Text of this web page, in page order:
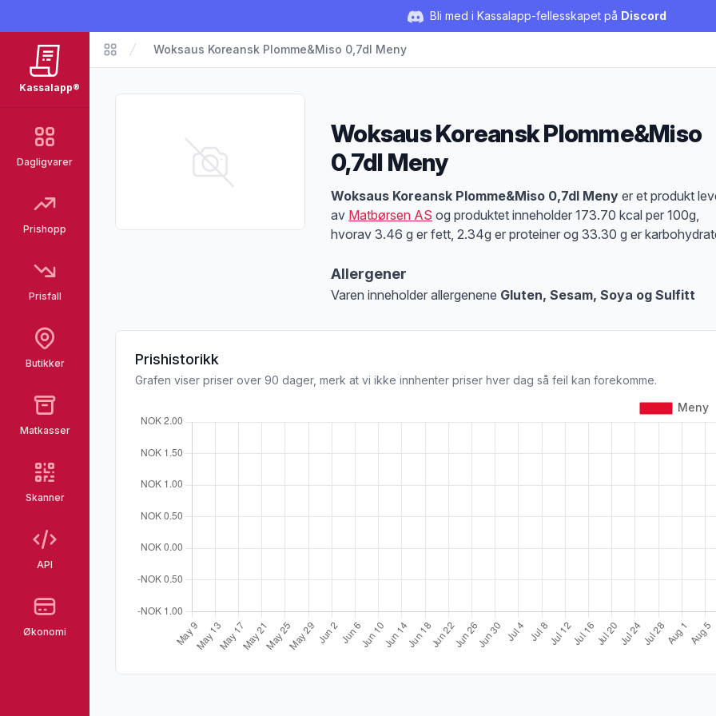
Bli med i Kassalapp-fellesskapet på Discord
Kassalapp®
Dagligvarer
Prishopp
Prisfall
Butikker
Matkasser
Skanner
API
Økonomi
Matvarer
Woksaus Koreansk Plomme&Miso 0,7dl Meny
Woksaus Koreansk Plomme&Miso
0,7dl Meny
Produktbeskrivelse
Woksaus Koreansk Plomme&Miso 0,7dl Meny er et produkt
av Matbørsen AS og produktet inneholder 173.70 kcal per 100g,
hvorav 3.46 g er fett, 2.34g er proteiner og 33.30 g er
Allergener
Varen inneholder allergenene Gluten, Sesam, Soya og Sulfitt
at denne informasjonen er bare til informasjon, sjekk pakkningen og
Prishistorikk
Grafen viser priser over 90 dager, merk at vi ikke innhenter priser hver dag så feil kan forekomme.